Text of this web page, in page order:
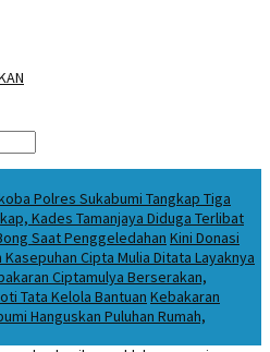
Polres Sukabumi Tangkap Tiga
Kades Tamanjaya Diduga Terlibat
Saat Penggeledahan Kini Donasi
Cipta Mulia Ditata Layaknya
Ciptamulya Berserakan,
Tata Kelola Bantuan Kebakaran
Hanguskan Puluhan Rumah,